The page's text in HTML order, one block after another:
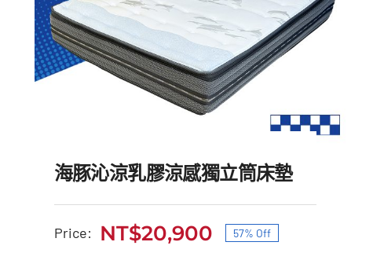
海豚沁涼乳膠涼感獨立筒床墊
Price:
原
NT$20,900
目
57% Off